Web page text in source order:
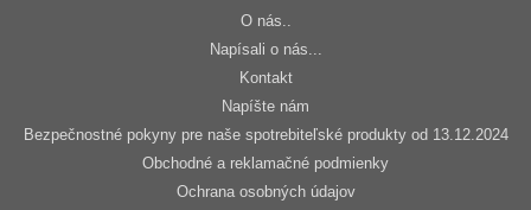
O nás..
Napísali o nás...
Kontakt
Napíšte nám
Bezpečnostné pokyny pre naše spotrebiteľské produkty od 13.12.2024
Obchodné a reklamačné podmienky
Ochrana osobných údajov